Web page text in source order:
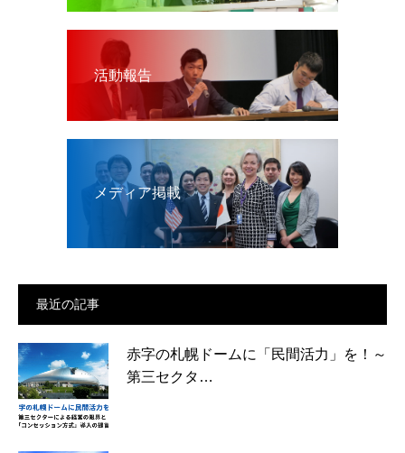
活動報告
メディア掲載
最近の記事
赤字の札幌ドームに「民間活力」を！～
第三セクタ…